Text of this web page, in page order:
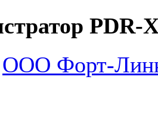
PDR-
ООО Форт-